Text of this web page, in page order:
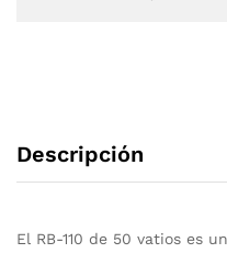
Descripción
El RB-110 de 50 vatios es